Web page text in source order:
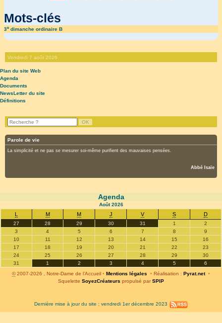
Mots-clés
3edimanche ordinaire B
Vendredi 7 août 2026
Plan du site Web
Agenda
Documents
NewsLetter du site
Définitions
Parole de vie
La simplicité et ne pas se mesurer soi-même purifient des mauvaises pensées.
Abbé Isaïe
Agenda
Août2026
M M J V S D
27 28 29 30 31 1
2
3
4 5 6 7 8
9
10
11 12 13 14 15
16
17
18 19 20 21 22
23
24
25 26 27 28 29
30
31
1 2 3 4 5
6
©2007-2026 , Notre-Dame de l’Accueil • Mentions légales • Réalisation : Pyrat.net •
Squelette SoyezCréateurs propulsé par SPIP
Dernière mise à jour du site : vendredi 1er décembre 2023